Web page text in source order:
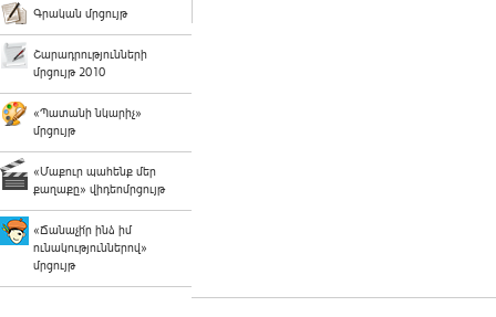
Գրական մրցույթ
Շարադրությունների
մրցույթ 2010
«Պատանի նկարիչ»
մրցույթ
«Մաքուր պահենք մեր
քաղաքը» վիդեոմրցույթ
«Ճանաչի՛ր ինձ իմ
ունակություններով»
մրցույթ